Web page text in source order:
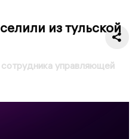
из тульской
управляющей